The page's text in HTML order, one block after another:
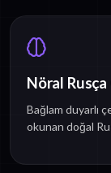
Nöral Rusça
Bağlam duyarlı
okunan doğal